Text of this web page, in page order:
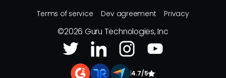
Terms of service Dev agreement Privacy
©2026 Guru Technologies, Inc
|4.7/5